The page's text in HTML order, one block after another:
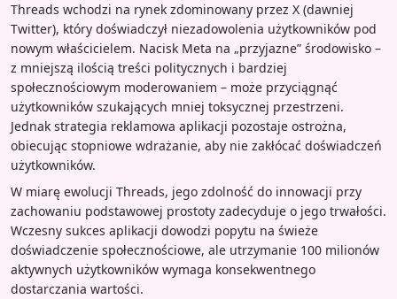
Threads wchodzi na rynek zdominowany przez X (dawniej
Twitter), który doświadczył niezadowolenia użytkowników pod
nowym właścicielem. Nacisk Meta na „przyjazne” środowisko –
z mniejszą ilością treści politycznych i bardziej
społecznościowym moderowaniem – może przyciągnąć
użytkowników szukających mniej toksycznej przestrzeni.
Jednak strategia reklamowa aplikacji pozostaje ostrożna,
obiecując stopniowe wdrażanie, aby nie zakłócać doświadczeń
użytkowników.
W miarę ewolucji Threads, jego zdolność do innowacji przy
zachowaniu podstawowej prostoty zadecyduje o jego trwałości.
Wczesny sukces aplikacji dowodzi popytu na świeże
doświadczenie społecznościowe, ale utrzymanie 100 milionów
aktywnych użytkowników wymaga konsekwentnego
dostarczania wartości.